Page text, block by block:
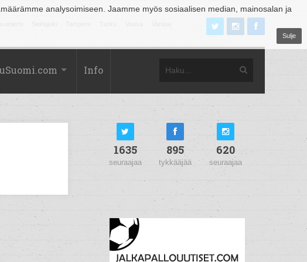
analysoimiseen. Jaamme myös sosiaalisen median, mainosalan ja
Sulje
Info
1635
seuraajaa
895
tykkääjää
620
seuraajaa